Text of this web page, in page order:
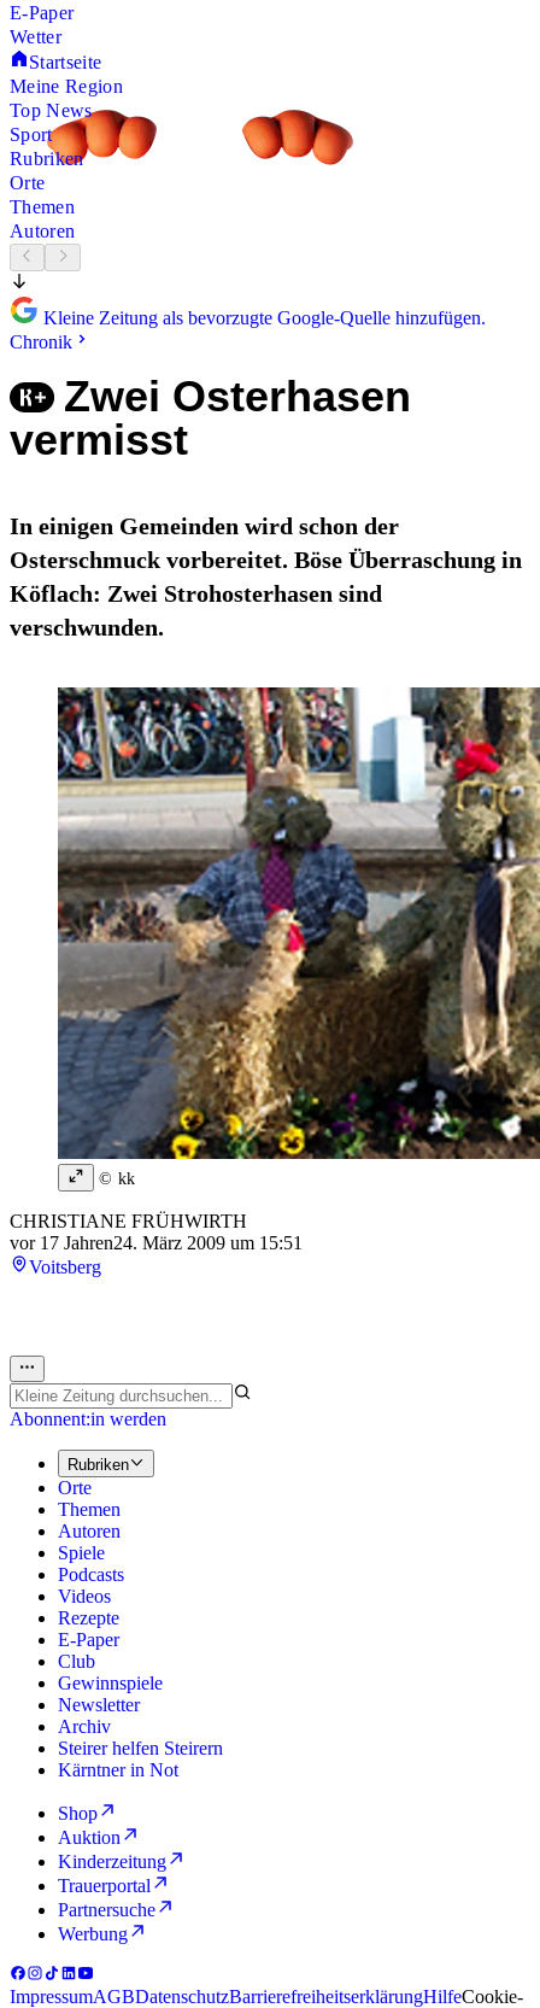
E-Paper
Wetter
Startseite
Meine Region
Top News
Sport
Rubriken
Orte
Themen
Autoren
Kleine Zeitung als bevorzugte Google-Quelle hinzufügen.
Chronik
Zwei Osterhasen
vermisst
In einigen Gemeinden wird schon der
Osterschmuck vorbereitet. Böse Überraschung in
Köflach: Zwei Strohosterhasen sind
verschwunden.
© kk
CHRISTIANE FRÜHWIRTH
vor 17 Jahren24. März 2009 um 15:51
Voitsberg
Abonnent:in werden
Rubriken
Orte
Themen
Autoren
Spiele
Podcasts
Videos
Rezepte
E-Paper
Club
Gewinnspiele
Newsletter
Archiv
Steirer helfen Steirern
Kärntner in Not
Shop
Auktion
Kinderzeitung
Trauerportal
Partnersuche
Werbung
ImpressumAGBDatenschutzBarrierefreiheitserklärungHilfeCookie-